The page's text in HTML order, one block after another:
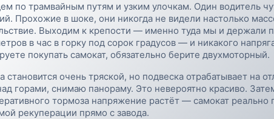
по трамвайным путям и узким улочкам. Один водитель
Прохожие в шоке, они никогда не видели настолько
Выходим к крепости — именно туда мы и держали
в час в горку под сорок градусов — и никакого
покупать самокат, обязательно берите двухмоторный.
становится очень тряской, но подвеска отрабатывает на
горами, снимаю панораму. Это невероятно красиво.
тормоза напряжение растёт — самокат
рекуперации прямо с завода.